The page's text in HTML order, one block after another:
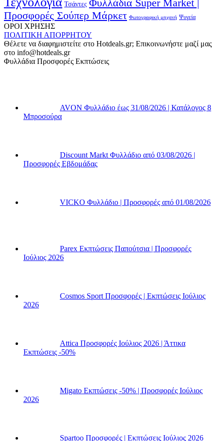
Τσάντες Φυλλάδια Super Market |
Προσφορές Σούπερ Μάρκετ Φωτογραφική μηχανή Ψυγεία
ΟΡΟΙ ΧΡΗΣΗΣ
ΠΟΛΙΤΙΚΗ ΑΠΟΡΡΗΤΟΥ
Θέλετε να διαφημιστείτε στο Hotdeals.gr; Επικοινωνήστε μαζί μας
στο info@hotdeals.gr
Φυλλάδια Προσφορές Εκπτώσεις
AVON Φυλλάδιο έως 31/08/2026 | Κατάλογος 8
Μπροσούρα
Discount Markt Φυλλάδιο από 03/08/2026 |
Προσφορές Εβδομάδας
VICKO Φυλλάδιο | Προσφορές από 01/08/2026
Parex Εκπτώσεις Παπούτσια | Προσφορές
Ιούλιος 2026
Cosmos Sport Προσφορές | Εκπτώσεις Ιούλιος
2026
Attica Προσφορές Ιούλιος 2026 | Άττικα
Εκπτώσεις -50%
Migato Εκπτώσεις -50% | Προσφορές Ιούλιος
2026
Spartoo Προσφορές | Εκπτώσεις Ιούλιος 2026